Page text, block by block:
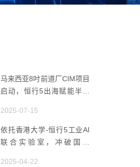
马来西亚8吋前道厂CIM项目
启动，恒行5出海赋能半导
2025-07-15
依托香港大学-恒行5工业AI
联合实验室，冲破国产
2025-04-22